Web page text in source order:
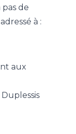
de
à :
aux